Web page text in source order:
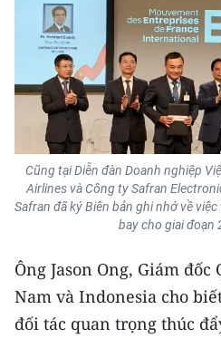
Đông Nam Bộ
Đồng bằng sông Cửu Long
Chuyên trang Hà Nội
Chuyên trang TP. Hồ Chí
CHUYÊN ĐỀ
CÁC CHUYÊN TRANG
VỀ BÁO NHÂN DÂN
THỜI NAY
Cũng tại Diễn đàn Doanh nghiệp
Airlines và Công ty Safran
Safran đã ký Biên bản ghi nhớ về
bay cho giai đoạn
Ông Jason Ong, Giám đốc
Nam và Indonesia cho
đối tác quan trọng thúc